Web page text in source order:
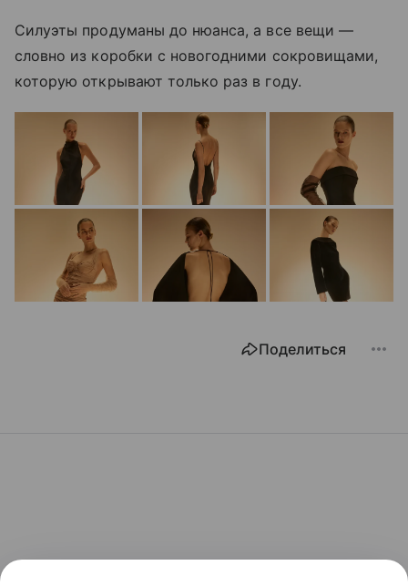
Силуэты продуманы до нюанса, а все вещи —
словно из коробки с новогодними сокровищами,
которую открывают только раз в году.
Поделиться